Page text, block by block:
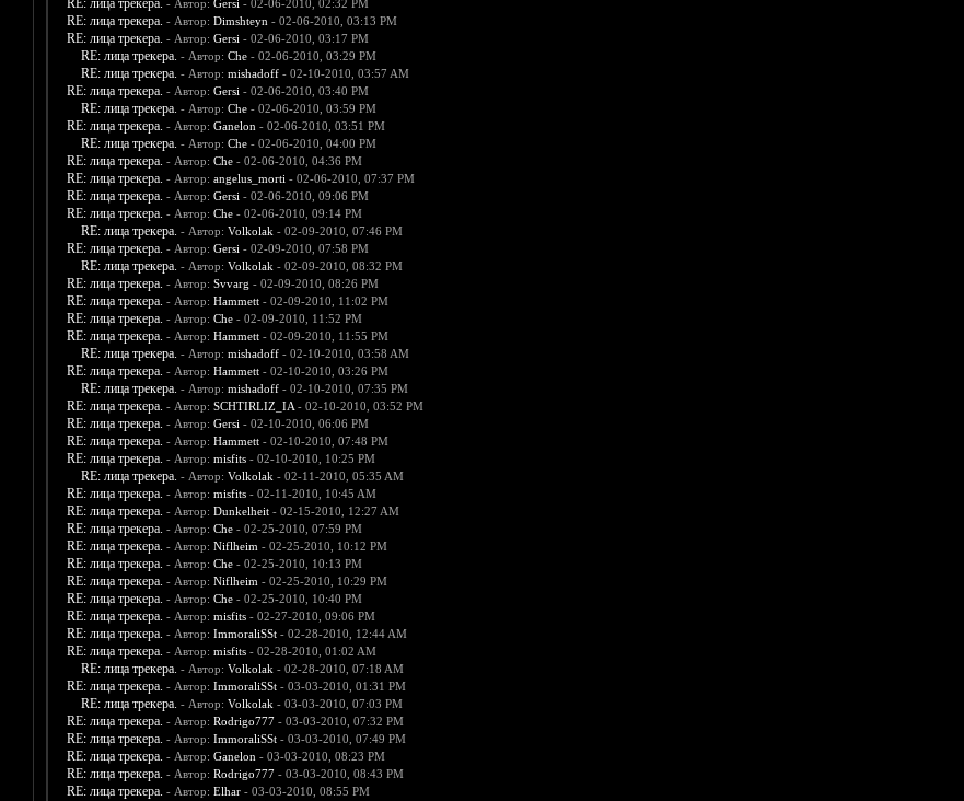
RE: лица трекера. - Автор: Gersi - 02-06-2010, 02:32 PM
RE: лица трекера. - Автор: Dimshteyn - 02-06-2010, 03:13 PM
RE: лица трекера. - Автор: Gersi - 02-06-2010, 03:17 PM
RE: лица трекера. - Автор: Che- 02-06-2010, 03:29 PM
RE: лица трекера. - Автор: mishadoff- 02-10-2010, 03:57 AM
RE: лица трекера. - Автор: Gersi - 02-06-2010, 03:40 PM
RE: лица трекера. - Автор: Che- 02-06-2010, 03:59 PM
RE: лица трекера. - Автор: Ganelon - 02-06-2010, 03:51 PM
RE: лица трекера. - Автор: Che- 02-06-2010, 04:00 PM
RE: лица трекера. - Автор: Che- 02-06-2010, 04:36 PM
RE: лица трекера. - Автор: angelus_morti - 02-06-2010, 07:37 PM
RE: лица трекера. - Автор: Gersi - 02-06-2010, 09:06 PM
RE: лица трекера. - Автор: Che- 02-06-2010, 09:14 PM
RE: лица трекера. - Автор: Volkolak - 02-09-2010, 07:46 PM
RE: лица трекера. - Автор: Gersi - 02-09-2010, 07:58 PM
RE: лица трекера. - Автор: Volkolak - 02-09-2010, 08:32 PM
RE: лица трекера. - Автор: Svvarg - 02-09-2010, 08:26 PM
RE: лица трекера. - Автор: Hammett- 02-09-2010, 11:02 PM
RE: лица трекера. - Автор: Che- 02-09-2010, 11:52 PM
RE: лица трекера. - Автор: Hammett- 02-09-2010, 11:55 PM
RE: лица трекера. - Автор: mishadoff- 02-10-2010, 03:58 AM
RE: лица трекера. - Автор: Hammett- 02-10-2010, 03:26 PM
RE: лица трекера. - Автор: mishadoff- 02-10-2010, 07:35 PM
RE: лица трекера. - Автор: SCHTIRLIZ_IA- 02-10-2010, 03:52 PM
RE: лица трекера. - Автор: Gersi - 02-10-2010, 06:06 PM
RE: лица трекера. - Автор: Hammett- 02-10-2010, 07:48 PM
RE: лица трекера. - Автор: misfits- 02-10-2010, 10:25 PM
RE: лица трекера. - Автор: Volkolak - 02-11-2010, 05:35 AM
RE: лица трекера. - Автор: misfits- 02-11-2010, 10:45 AM
RE: лица трекера. - Автор: Dunkelheit- 02-15-2010, 12:27 AM
RE: лица трекера. - Автор: Che- 02-25-2010, 07:59 PM
RE: лица трекера. - Автор: Niflheim - 02-25-2010, 10:12 PM
RE: лица трекера. - Автор: Che- 02-25-2010, 10:13 PM
RE: лица трекера. - Автор: Niflheim - 02-25-2010, 10:29 PM
RE: лица трекера. - Автор: Che- 02-25-2010, 10:40 PM
RE: лица трекера. - Автор: misfits- 02-27-2010, 09:06 PM
RE: лица трекера. - Автор: ImmoraliSSt- 02-28-2010, 12:44 AM
RE: лица трекера. - Автор: misfits- 02-28-2010, 01:02 AM
RE: лица трекера. - Автор: Volkolak - 02-28-2010, 07:18 AM
RE: лица трекера. - Автор: ImmoraliSSt- 03-03-2010, 01:31 PM
RE: лица трекера. - Автор: Volkolak - 03-03-2010, 07:03 PM
RE: лица трекера. - Автор: Rodrigo777- 03-03-2010, 07:32 PM
RE: лица трекера. - Автор: ImmoraliSSt- 03-03-2010, 07:49 PM
RE: лица трекера. - Автор: Ganelon - 03-03-2010, 08:23 PM
RE: лица трекера. - Автор: Rodrigo777- 03-03-2010, 08:43 PM
RE: лица трекера. - Автор: Elhar- 03-03-2010, 08:55 PM